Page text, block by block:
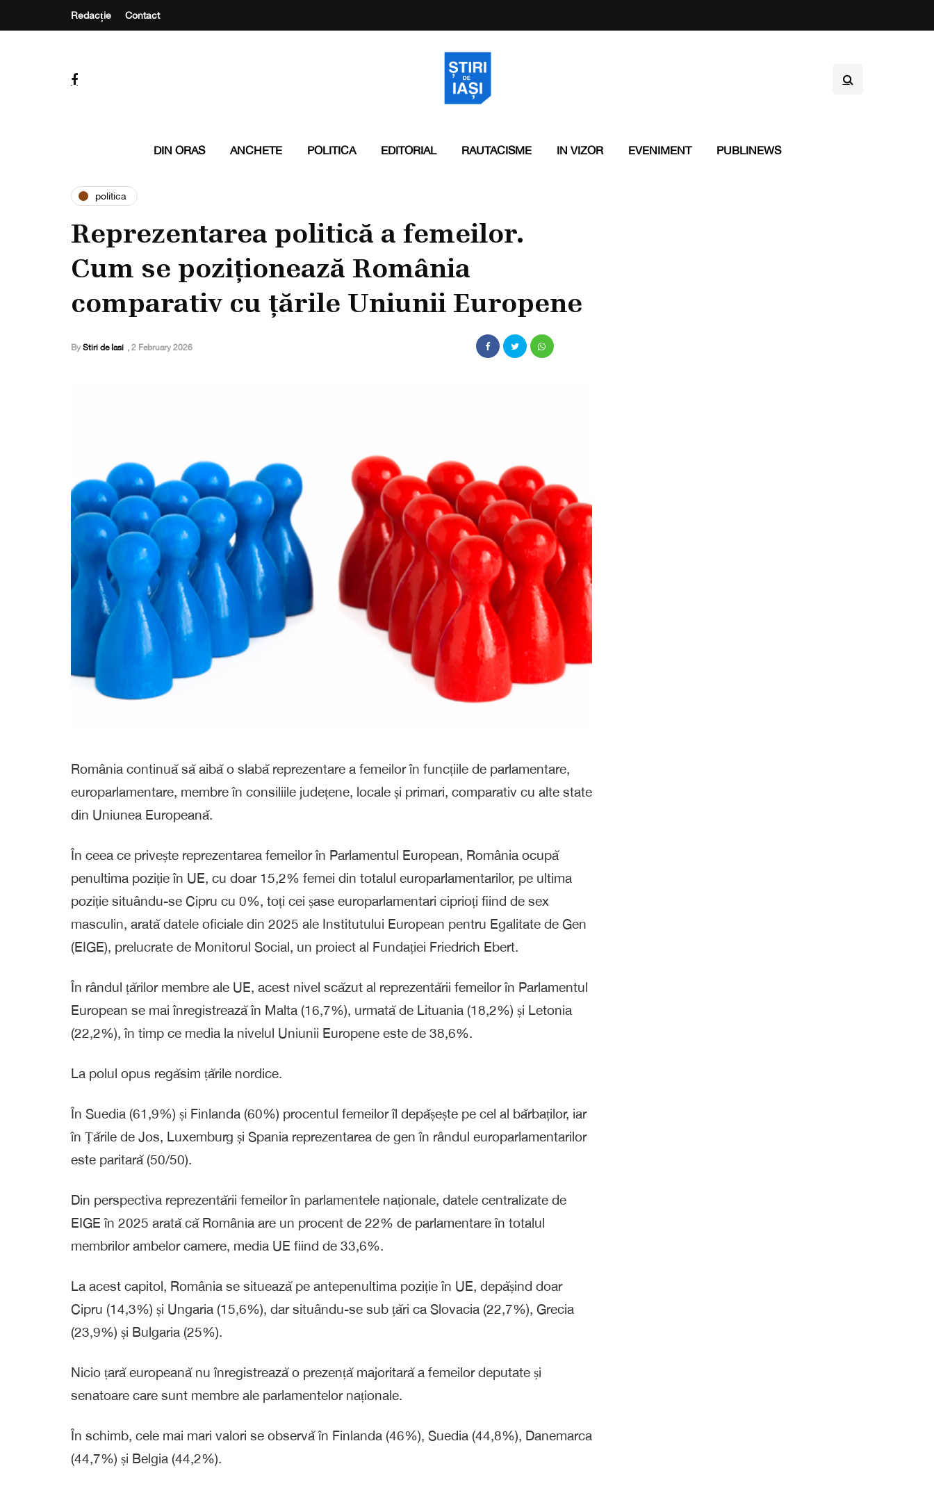
Redacție Contact
DIN ORAS ANCHETE POLITICA EDITORIAL RAUTACISME IN VIZOR EVENIMENT PUBLINEWS
politica
Reprezentarea politică a femeilor.
Cum se poziționează România
comparativ cu țările Uniunii Europene
By Stiri de Iasi , 2 February 2026
România continuă să aibă o slabă reprezentare a femeilor în funcțiile de parlamentare,
europarlamentare, membre în consiliile județene, locale și primari, comparativ cu alte state
din Uniunea Europeană.
În ceea ce privește reprezentarea femeilor în Parlamentul European, România ocupă
penultima poziție în UE, cu doar 15,2% femei din totalul europarlamentarilor, pe ultima
poziție situându-se Cipru cu 0%, toți cei șase europarlamentari ciprioți fiind de sex
masculin, arată datele oficiale din 2025 ale Institutului European pentru Egalitate de Gen
(EIGE), prelucrate de Monitorul Social, un proiect al Fundației Friedrich Ebert.
În rândul țărilor membre ale UE, acest nivel scăzut al reprezentării femeilor în Parlamentul
European se mai înregistrează în Malta (16,7%), urmată de Lituania (18,2%) și Letonia
(22,2%), în timp ce media la nivelul Uniunii Europene este de 38,6%.
La polul opus regăsim țările nordice.
În Suedia (61,9%) și Finlanda (60%) procentul femeilor îl depășește pe cel al bărbaților, iar
în Țările de Jos, Luxemburg și Spania reprezentarea de gen în rândul europarlamentarilor
este paritară (50/50).
Din perspectiva reprezentării femeilor în parlamentele naționale, datele centralizate de
EIGE în 2025 arată că România are un procent de 22% de parlamentare în totalul
membrilor ambelor camere, media UE fiind de 33,6%.
La acest capitol, România se situează pe antepenultima poziție în UE, depășind doar
Cipru (14,3%) și Ungaria (15,6%), dar situându-se sub țări ca Slovacia (22,7%), Grecia
(23,9%) și Bulgaria (25%).
Nicio țară europeană nu înregistrează o prezență majoritară a femeilor deputate și
senatoare care sunt membre ale parlamentelor naționale.
În schimb, cele mai mari valori se observă în Finlanda (46%), Suedia (44,8%), Danemarca
(44,7%) și Belgia (44,2%).